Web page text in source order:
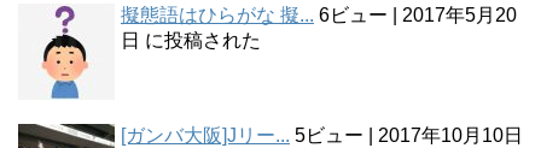
擬態語はひらがな 擬... 6ビュー
2017年5月20
日 に投稿された
[ガンバ大阪]Jリー... 5ビュー
2017年10月10日